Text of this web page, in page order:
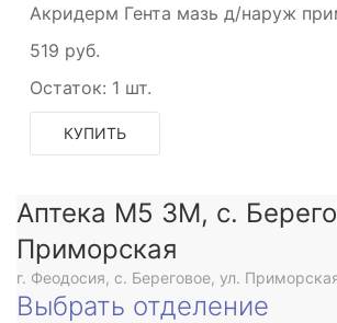
Акридерм Гента мазь д/наруж
519 руб.
Остаток: 1 шт.
КУПИТЬ
Аптека М5 3М, с.
Приморская
г. Феодосия, с. Береговое, ул.
Выбрать отделение